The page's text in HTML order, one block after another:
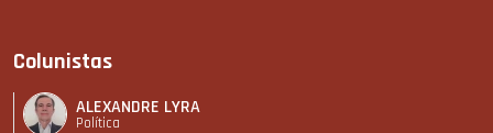
Colunistas
ALEXANDRE LYRA
Política